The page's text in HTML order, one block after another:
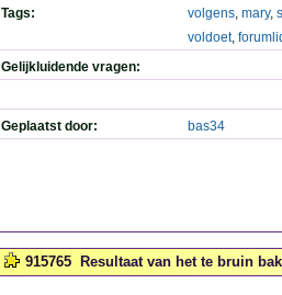
Tags:
volgens, mary,
voldoet,
Gelijkluidende vragen:
Geplaatst door: bas34
915765 Resultaat van het te bruin